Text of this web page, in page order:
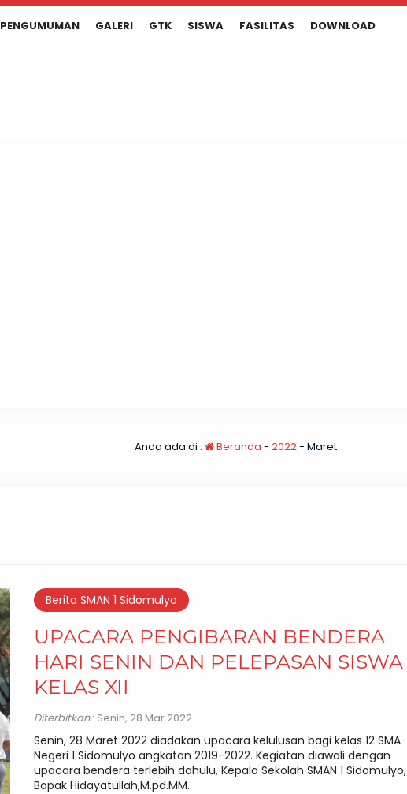
PENGUMUMAN GALERI GTK SISWA FASILITAS DOWNLOAD
Anda ada di : Beranda - 2022- Maret
Berita SMAN 1 Sidomulyo
UPACARA PENGIBARAN BENDERA
HARI SENIN DAN PELEPASAN SISWA
KELAS XII
Diterbitkan: Senin, 28 Mar 2022
Senin, 28 Maret 2022 diadakan upacara kelulusan bagi kelas 12 SMA
Negeri 1 Sidomulyo angkatan 2019-2022. Kegiatan diawali dengan
upacara bendera terlebih dahulu, Kepala Sekolah SMAN 1 Sidomulyo,
Bapak Hidayatullah,M.pd.MM..